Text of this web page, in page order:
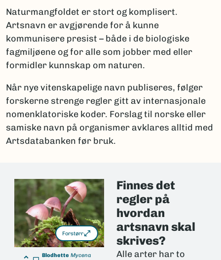
Naturmangfoldet er stort og komplisert.
Artsnavn er avgjørende for å kunne
kommunisere presist – både i de biologiske
fagmiljøene og for alle som jobber med eller
formidler kunnskap om naturen.
Når nye vitenskapelige navn publiseres, følger
forskerne strenge regler gitt av internasjonale
nomenklatoriske koder. Forslag til norske eller
samiske navn på organismer avklares alltid med
Artsdatabanken før bruk.
Forstørr
Blodhette Mycena
Finnes det
regler på
hvordan
artsnavn skal
skrives?
Alle arter har to